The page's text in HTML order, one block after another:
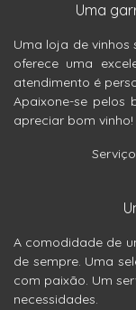
Uma
Uma loja de
oferece uma
atendimento é
Apaixone-se pelos
apreciar bom vinho!
A comodidade de
de sempre. Uma
com paixão. Um
necessidades.